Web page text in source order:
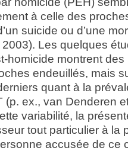
à celle des
suicide ou d’une
Les quelques
homicide montrent
endeuillés, mais
quant à la
(p. ex., van Denderen
variabilité, la
tout particulier à la
accusée de ce